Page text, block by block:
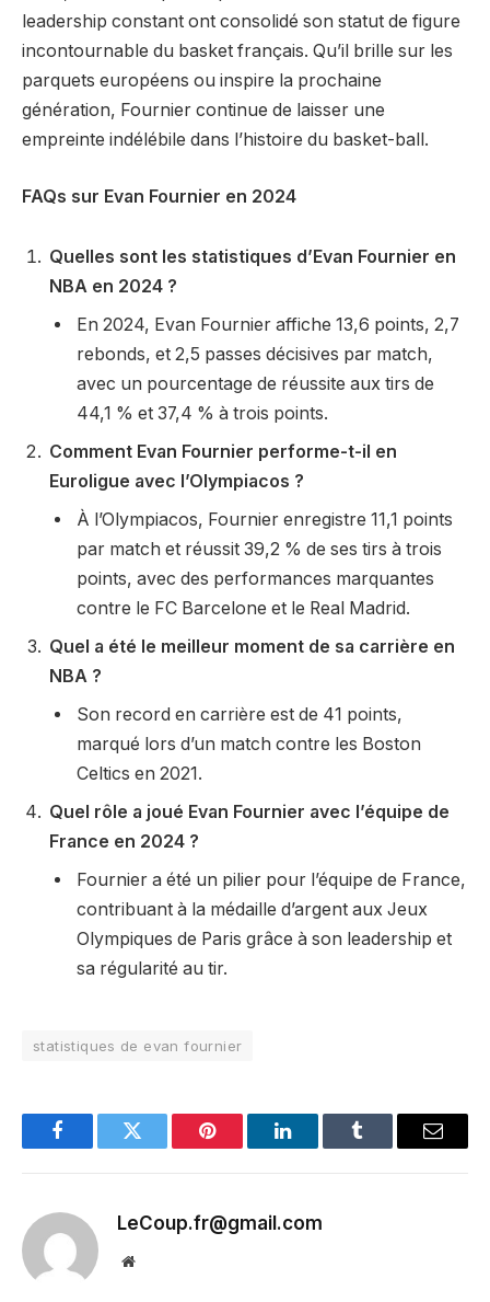
leadership constant ont consolidé son statut de figure
incontournable du basket français. Qu’il brille sur les
parquets européens ou inspire la prochaine
génération, Fournier continue de laisser une
empreinte indélébile dans l’histoire du basket-ball.
FAQs sur Evan Fournier en 2024
Quelles sont les statistiques d’Evan Fournier en
NBA en 2024 ?
En 2024, Evan Fournier affiche 13,6 points, 2,7
rebonds, et 2,5 passes décisives par match,
avec un pourcentage de réussite aux tirs de
44,1 % et 37,4 % à trois points.
Comment Evan Fournier performe-t-il en
Euroligue avec l’Olympiacos ?
À l’Olympiacos, Fournier enregistre 11,1 points
par match et réussit 39,2 % de ses tirs à trois
points, avec des performances marquantes
contre le FC Barcelone et le Real Madrid.
Quel a été le meilleur moment de sa carrière en
NBA ?
Son record en carrière est de 41 points,
marqué lors d’un match contre les Boston
Celtics en 2021.
Quel rôle a joué Evan Fournier avec l’équipe de
France en 2024 ?
Fournier a été un pilier pour l’équipe de France,
contribuant à la médaille d’argent aux Jeux
Olympiques de Paris grâce à son leadership et
sa régularité au tir.
statistiques de evan fournier
FacebookTwitter Pinterest LinkedInTumblr Email
LeCoup.fr@gmail.com
Website